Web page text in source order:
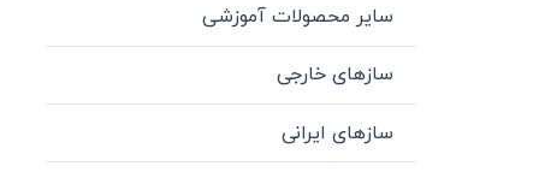
سایر محصولات آموزشی
سازهای خارجی
سازهای ایرانی